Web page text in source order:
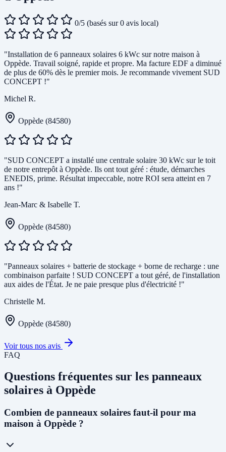
0/5 (basés sur 0 avis local)
"Installation de 6 panneaux solaires 6 kWc sur notre maison à
Oppède. Travail soigné, rapide et propre. Ma facture EDF a diminué
de plus de 60% dès le premier mois. Je recommande vivement SUD
CONCEPT !"
Michel R.
Oppède (84580)
"SUD CONCEPT a installé une centrale solaire 30 kWc sur le toit
de notre entrepôt à Oppède. Ils ont tout géré : étude, démarches
ENEDIS, prime. Résultat impeccable, notre ROI sera atteint en 7
ans !"
Jean-Marc & Isabelle T.
Oppède (84580)
"Panneaux solaires + batterie de stockage + borne de recharge : une
combinaison parfaite ! SUD CONCEPT a tout géré, de l'installation
aux aides de l'État. Je ne paie presque plus d'électricité !"
Christelle M.
Oppède (84580)
Voir tous nos avis
FAQ
Questions fréquentes sur les panneaux
solaires à Oppède
Combien de panneaux solaires faut-il pour ma
maison à Oppède ?